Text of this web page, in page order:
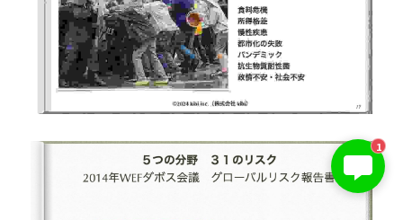
KIBI 榎本澄雄
お問い合わせは今すぐ👉
1